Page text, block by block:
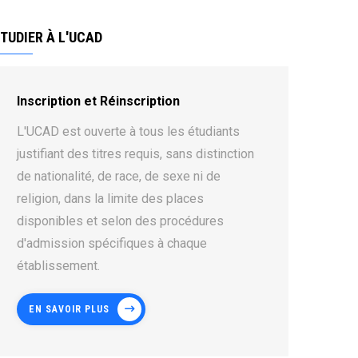
À L'UCAD
Inscription et Réinscription
L'UCAD est ouverte à tous les étudiants
justifiant des titres requis, sans distinction
de nationalité, de race, de sexe ni de
religion, dans la limite des places
disponibles et selon des procédures
d'admission spécifiques à chaque
établissement.
EN SAVOIR PLUS